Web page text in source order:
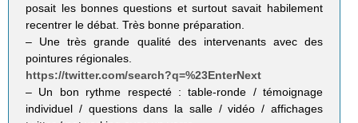
posait les bonnes questions et surtout savait habilement
recentrer le débat. Très bonne préparation.
– Une très grande qualité des intervenants avec des
pointures régionales.
https://twitter.com/search?q=%23EnterNext
– Un bon rythme respecté : table-ronde / témoignage
individuel / questions dans la salle / vidéo / affichages